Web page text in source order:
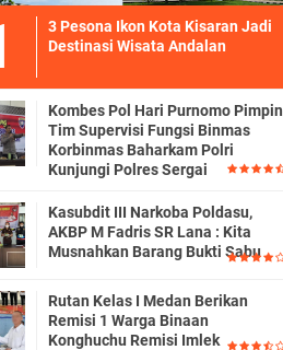
3 Pesona Ikon Kota Kisaran Jadi
Destinasi Wisata Andalan
Kombes Pol Hari Purnomo Pimpin
Tim Supervisi Fungsi Binmas
Korbinmas Baharkam Polri
Kunjungi Polres Sergai
Kasubdit III Narkoba Poldasu,
AKBP M Fadris SR Lana : Kita
Musnahkan Barang Bukti Sabu
Rutan Kelas I Medan Berikan
Remisi 1 Warga Binaan
Konghuchu Remisi Imlek